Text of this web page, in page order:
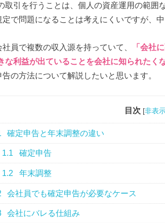
取引を行うことは、個人の資産運用の範囲
定で問題になることは考えにくいですが、
員で複数の収入源を持っていて、
「会社
な利益が出ていることを会社に知られたくな
の方法について解説したいと思います。
目次 [非表
確定申告と年末調整の違い
1.1 確定申告
1.2 年末調整
会社員でも確定申告が必要なケース
会社にバレる仕組み